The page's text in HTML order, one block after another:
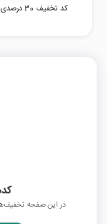
کد تخفیف 30 درصدی لوکس ایرانا
در این صفحه